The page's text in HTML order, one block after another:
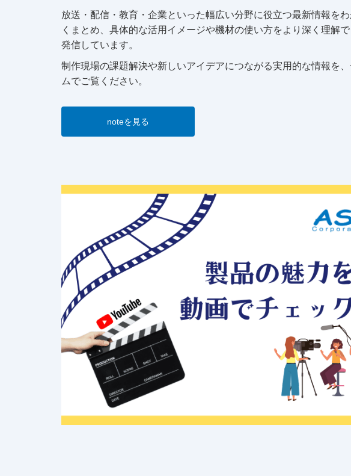
放送・配信・教育・企業といった幅広い分野に役立つ最新情報を
くまとめ、具体的な活用イメージや機材の使い方をより深く理解で
発信しています。
制作現場の課題解決や新しいアイデアにつながる実用的な情報を
ムでご覧ください。
noteを見る